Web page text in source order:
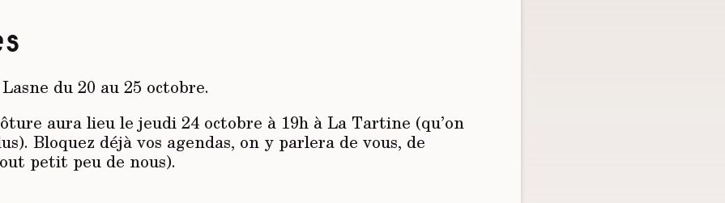
du 20 au 25 octobre.
aura lieu le jeudi 24 octobre à 19h à La Tartine (qu’on
Bloquez déjà vos agendas, on y parlera de vous, de
petit peu de nous).